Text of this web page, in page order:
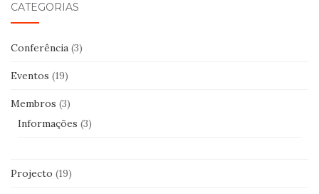
CATEGORIAS
Conferência (3)
Eventos (19)
Membros (3)
Informações (3)
Projecto (19)